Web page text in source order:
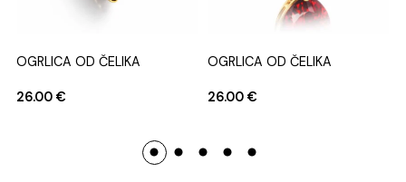
OGRLICA OD ČELIKA
26.00€
OGRLICA OD ČELIKA
26.00€